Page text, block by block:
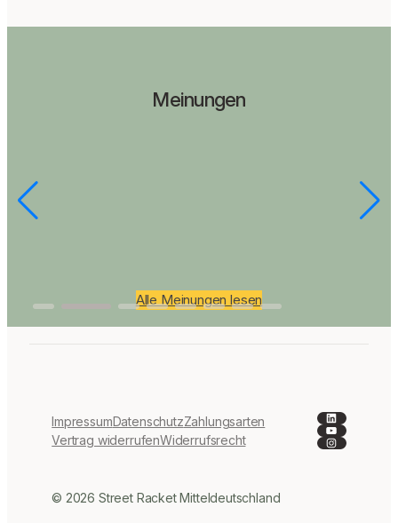
Meinungen
Alle Meinungen lesen
ImpressumDatenschutzZahlungsarten
Vertrag widerrufenWiderrufsrecht
LinkedIn
YouTube
Instagram
© 2026 Street Racket Mitteldeutschland